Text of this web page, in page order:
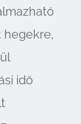
hegekre,
idő